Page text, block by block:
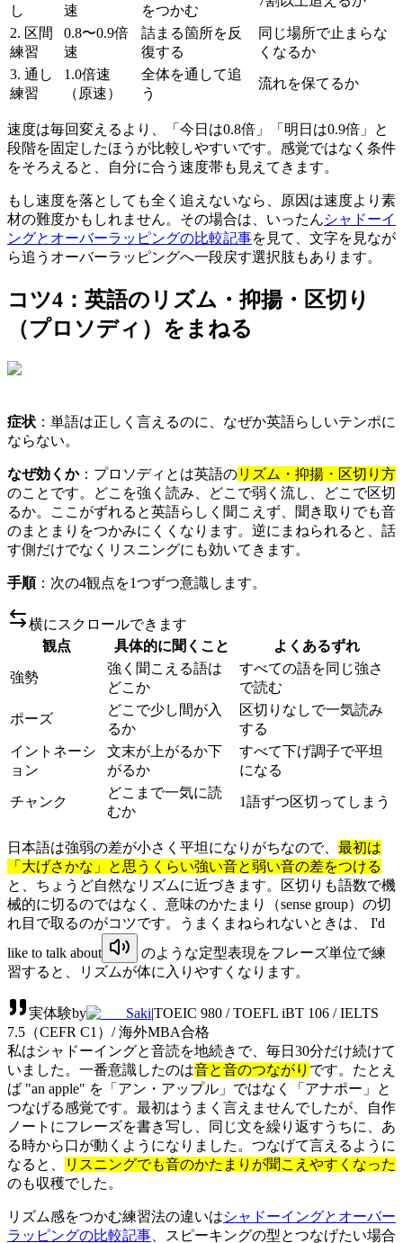
し
速
をつかむ
2. 区間
練習
0.8〜0.9倍
速
詰まる箇所を反
復する
同じ場所で止まらな
くなるか
3. 通し
練習
1.0倍速
（原速）
全体を通して追
う
流れを保てるか
速度は毎回変えるより、「今日は0.8倍」「明日は0.9倍」と
段階を固定したほうが比較しやすいです。感覚ではなく条件
をそろえると、自分に合う速度帯も見えてきます。
もし速度を落としても全く追えないなら、原因は速度より素
材の難度かもしれません。その場合は、いったんシャドーイ
ングとオーバーラッピングの比較記事を見て、文字を見なが
ら追うオーバーラッピングへ一段戻す選択肢もあります。
コツ4：英語のリズム・抑揚・区切り
（プロソディ）をまねる
症状 ：単語は正しく言えるのに、なぜか英語らしいテンポに
ならない。
なぜ効くか：プロソディとは英語のリズム・抑揚・区切り方
のことです。どこを強く読み、どこで弱く流し、どこで区切
るか。ここがずれると英語らしく聞こえず、聞き取りでも音
のまとまりをつかみにくくなります。逆にまねられると、話
す側だけでなくリスニングにも効いてきます。
手順：次の4観点を1つずつ意識します。
横にスクロールできます
観点
具体的に聞くこと よくあるずれ
強勢
強く聞こえる語は
どこか
すべての語を同じ強さ
で読む
ポーズ
どこで少し間が入
るか
区切りなしで一気読み
する
イントネーシ
ョン
文末が上がるか下
がるか
すべて下げ調子で平坦
になる
チャンク
どこまで一気に読
むか
1語ずつ区切ってしまう
日本語は強弱の差が小さく平坦になりがちなので、 最初は
「大げさかな」と思うくらい強い音と弱い音の差をつける
と、ちょうど自然なリズムに近づきます。区切りも語数で機
械的に切るのではなく、意味のかたまり（sense group）の切
れ目で取るのがコツです。うまくまねられないときは、 I'd
like to talk about
のような定型表現をフレーズ単位で練
習すると、リズムが体に入りやすくなります。
実体験by Saki|TOEIC 980 / TOEFL iBT 106 / IELTS
7.5（CEFR C1）/ 海外MBA合格
私はシャドーイングと音読を地続きで、毎日30分だけ続けて
いました。一番意識したのは音と音のつながり です。たとえ
ば "an apple" を「アン・アップル」ではなく「アナポー」と
つなげる感覚です。 最初はうまく言えませんでしたが、自作
ノートにフレーズを書き写し、同じ文を繰り返すうちに、あ
る時から口が動くようになりました。 つなげて言えるように
なると、
リスニングでも音のかたまりが聞こえやすくなった
のも収穫でした。
リズム感をつかむ練習法の違いはシャドーイングとオーバー
ラッピングの比較記事 、スピーキングの型とつなげたい場合